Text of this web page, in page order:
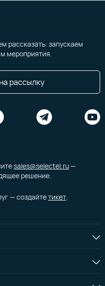
рассказать: запускаем
мероприятия.
рассылку
sales@selectel.ru—
решение.
— создайтетикет